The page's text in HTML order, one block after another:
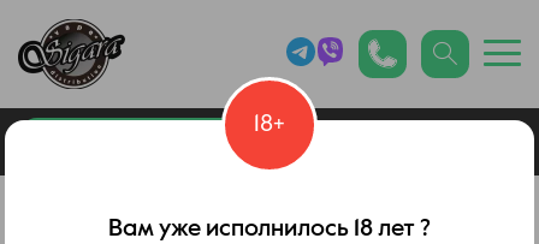
Каталог товаров
18+
Вам уже исполнилось 18 лет ?